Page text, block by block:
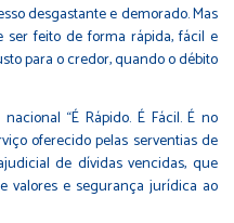
desgastante e demorado. Mas
ser feito de forma rápida, fácil e
para o credor, quando o débito
“É Rápido. É Fácil. É no
oferecido pelas serventias de
de dívidas vencidas, que
valores e segurança jurídica ao